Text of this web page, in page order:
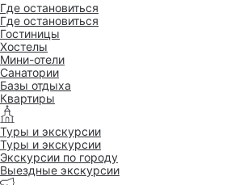
Где остановиться
Где остановиться
Гостиницы
Хостелы
Мини-отели
Санатории
Базы отдыха
Квартиры
Туры и экскурсии
Туры и экскурсии
Экскурсии по городу
Выездные экскурсии